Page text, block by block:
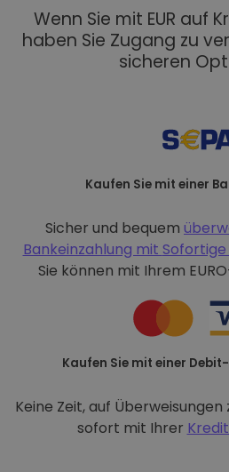
Wenn Sie mit EUR auf
haben Sie Zugang zu
sicheren
Kaufen Sie mit einer
Sicher und bequem
Bankeinzahlung mit
Sie können mit Ihrem
Kaufen Sie mit einer
Keine Zeit, auf
sofort mit Ihrer